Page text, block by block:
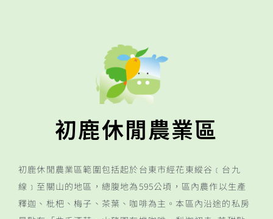
初鹿休閒農業區
初鹿休閒農業區範圍包括起於台東市經花東縱谷﹝台九
線﹞至關山的地區，總腹地為595公頃，區內農作以生產
釋迦、枇杷、梅子、茶葉、咖啡為主。本區內沿途的私房